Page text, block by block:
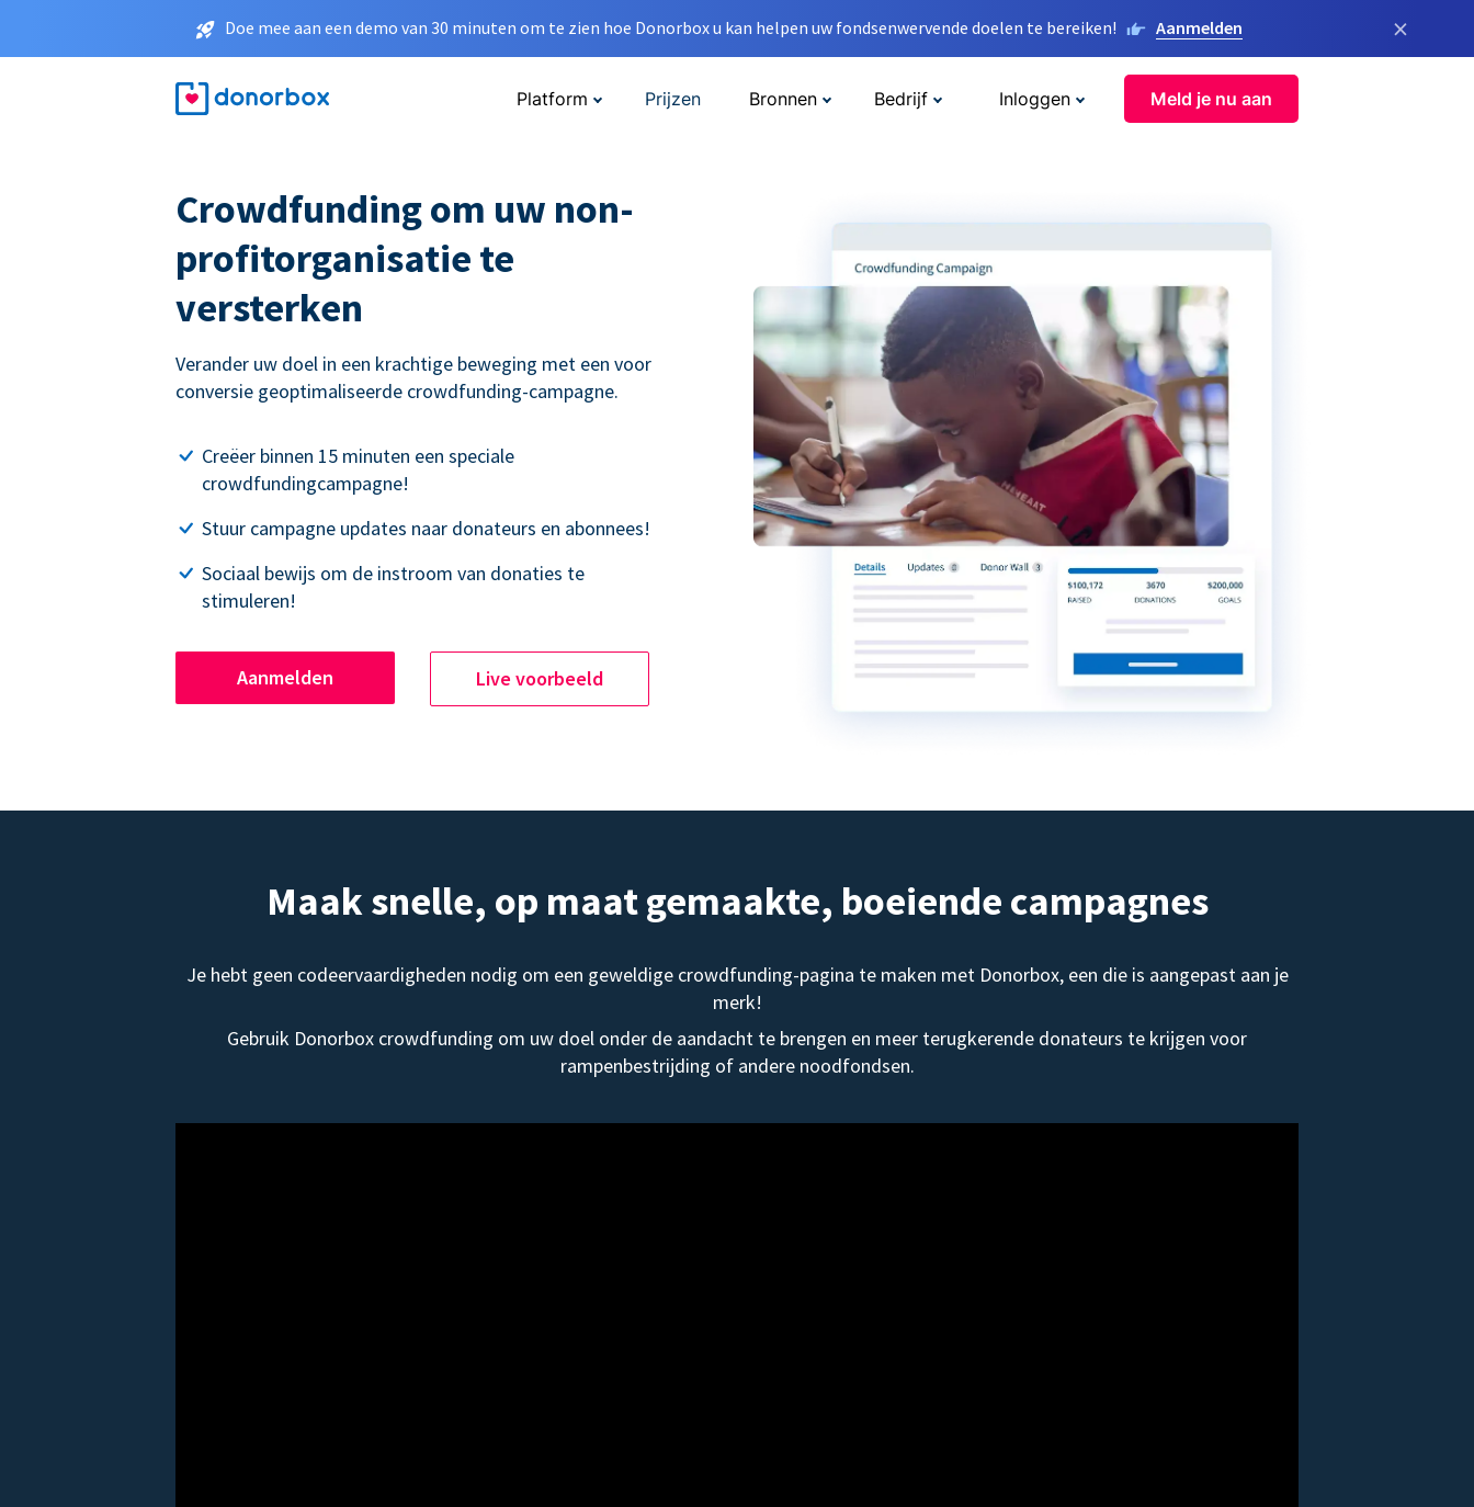
Doe mee aan een demo van 30 minuten om te zien hoe Donorbox u kan helpen uw fondsenwervende doelen te bereiken! Aanmelden ×
Platform Prijzen Bronnen Bedrijf Inloggen Meld je nu aan
Crowdfunding om uw non-
profitorganisatie te
versterken
Verander uw doel in een krachtige beweging met een voor
conversie geoptimaliseerde crowdfunding-campagne.
Creëer binnen 15 minuten een speciale
crowdfundingcampagne!
Stuur campagne updates naar donateurs en abonnees!
Sociaal bewijs om de instroom van donaties te
stimuleren!
Aanmelden Live voorbeeld
Maak snelle, op maat gemaakte, boeiende campagnes
Je hebt geen codeervaardigheden nodig om een geweldige crowdfunding-pagina te maken met Donorbox, een die is aangepast aan je
merk!
Gebruik Donorbox crowdfunding om uw doel onder de aandacht te brengen en meer terugkerende donateurs te krijgen voor
rampenbestrijding of andere noodfondsen.